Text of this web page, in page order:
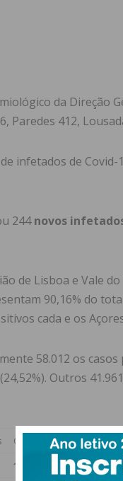
da Direção
Paredes 412,
infetados de
244novos
de Lisboa e Vale
90,16% do
cada e os
58.012 os
Outros
Óbitos Ativos
Fonte
1.822 14.229